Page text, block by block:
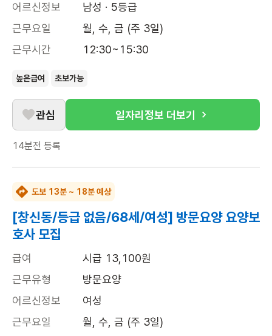
어르신정보
남성 · 5등급
근무요일
월, 수, 금 (주 3일)
근무시간
12:30~15:30
높은급여 초보가능
관심 일자리정보 더보기
14분전 등록
도보 13분 ~ 18분 예상
[창신동/등급 없음/68세/여성] 방문요양 요양보
호사 모집
급여
시급 13,100원
근무유형
방문요양
어르신정보
여성
근무요일
월, 수, 금 (주 3일)